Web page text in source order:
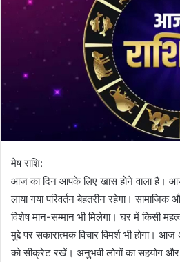
मेष राशि:
आज का दिन आपके लिए खास होने वाला है।
लाया गया परिवर्तन बेहतरीन रहेगा। सामाजिक
विशेष मान-सम्मान भी मिलेगा। घर में किसी
मुद्दे पर सकारात्मक विचार विमर्श भी होगा।
को सीक्रेट रखें। अनुभवी लोगों का सहयोग और